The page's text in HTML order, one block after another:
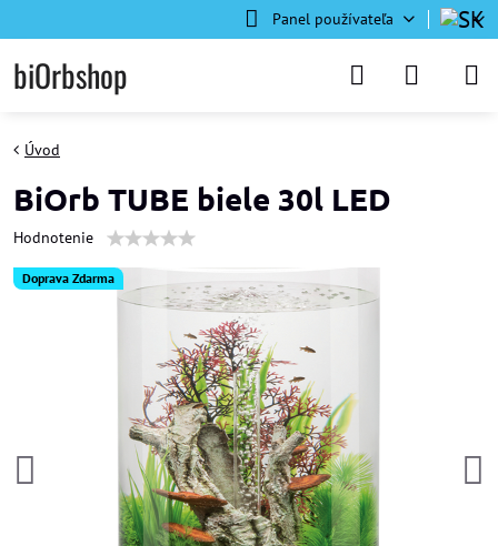
Panel používateľa
biOrbshop
Doprava Zdarma
Úvod
BiOrb TUBE biele 30l LED
Hodnotenie